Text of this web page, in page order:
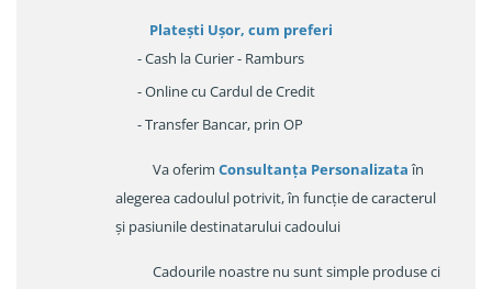
Platești Ușor, cum preferi
- Cash la Curier - Ramburs
- Online cu Cardul de Credit
- Transfer Bancar, prin OP
Va oferim Consultanța Personalizataîn
alegerea cadoulul potrivit, în funcție de caracterul
și pasiunile destinatarului cadoului
Cadourile noastre nu sunt simple produse ci